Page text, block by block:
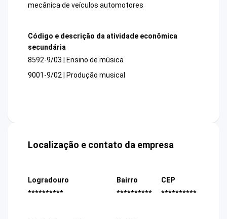
mecânica de veículos automotores
Código e descrição da atividade econômica
secundária
8592-9/03 | Ensino de música
9001-9/02 | Produção musical
Localização e contato da empresa
Logradouro
**********
Bairro
**********
CEP
**********